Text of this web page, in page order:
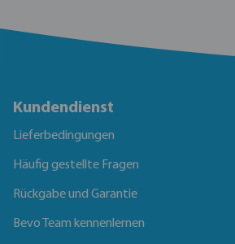
Kundendienst
Lieferbedingungen
Häufig gestellte Fragen
Rückgabe und Garantie
Bevo Team kennenlernen